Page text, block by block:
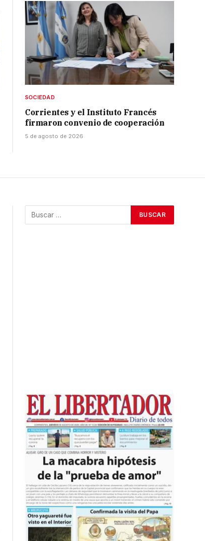
SOCIEDAD
Corrientes y el Instituto Francés
firmaron convenio de cooperación
5 de agosto de 2026